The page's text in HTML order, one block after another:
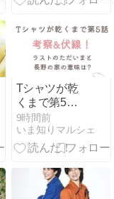
で使える黄金
フレーズ
Tシャツが乾
くまで第5話
考察＆伏線7
選!ラストのた
だいまと長野
9時間前
いま知りマルシェ